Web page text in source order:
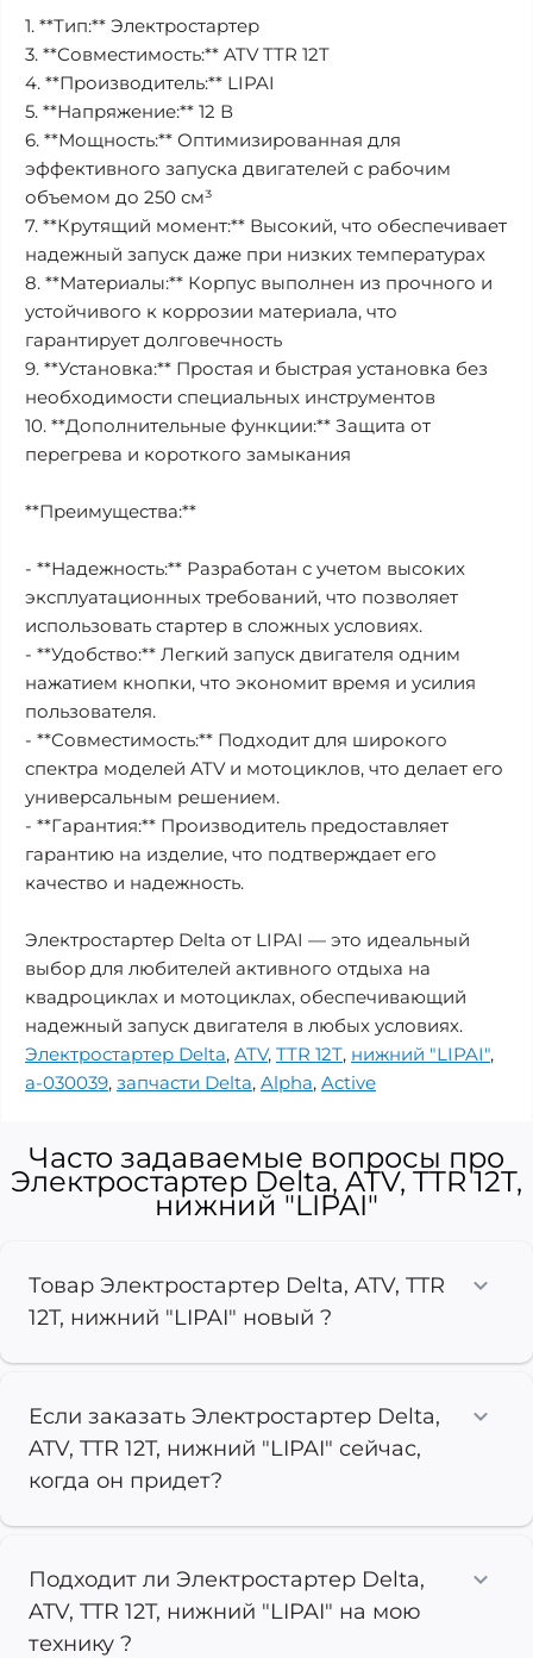
1. **Тип:** Электростартер
3. **Совместимость:** ATV TTR 12T
4. **Производитель:** LIPAI
5. **Напряжение:** 12 В
6. **Мощность:** Оптимизированная для
эффективного запуска двигателей с рабочим
объемом до 250 см³
7. **Крутящий момент:** Высокий, что обеспечивает
надежный запуск даже при низких температурах
8. **Материалы:** Корпус выполнен из прочного и
устойчивого к коррозии материала, что
гарантирует долговечность
9. **Установка:** Простая и быстрая установка без
необходимости специальных инструментов
10. **Дополнительные функции:** Защита от
перегрева и короткого замыкания
**Преимущества:**
- **Надежность:** Разработан с учетом высоких
эксплуатационных требований, что позволяет
использовать стартер в сложных условиях.
- **Удобство:** Легкий запуск двигателя одним
нажатием кнопки, что экономит время и усилия
пользователя.
- **Совместимость:** Подходит для широкого
спектра моделей ATV и мотоциклов, что делает его
универсальным решением.
- **Гарантия:** Производитель предоставляет
гарантию на изделие, что подтверждает его
качество и надежность.
Электростартер Delta от LIPAI — это идеальный
выбор для любителей активного отдыха на
квадроциклах и мотоциклах, обеспечивающий
надежный запуск двигателя в любых условиях.
Электростартер Delta, ATV, TTR 12T, нижний "LIPAI",
a-030039, запчасти Delta, Alpha, Active
Часто задаваемые вопросы про
Электростартер Delta, ATV, TTR 12T,
нижний "LIPAI"
Товар Электростартер Delta, ATV, TTR
12T, нижний "LIPAI" новый ?
Если заказать Электростартер Delta,
ATV, TTR 12T, нижний "LIPAI" сейчас,
когда он придет?
Подходит ли Электростартер Delta,
ATV, TTR 12T, нижний "LIPAI" на мою
технику ?